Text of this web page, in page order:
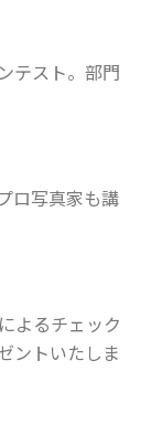
テスト。部門
ロ写真家も講
よるチェック
ントいたしま